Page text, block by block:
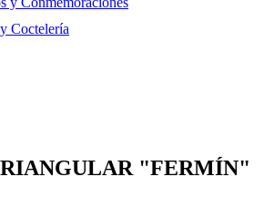
Coctelería
"FERMÍN"